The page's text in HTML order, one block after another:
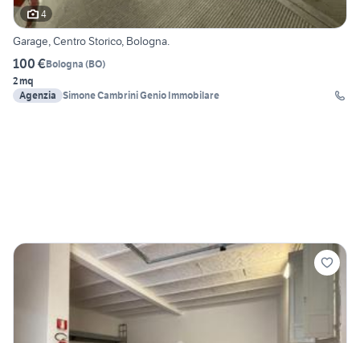
4
Garage, Centro Storico, Bologna.
100 €Bologna (BO)
2 mq
Agenzia Simone Cambrini Genio Immobilare